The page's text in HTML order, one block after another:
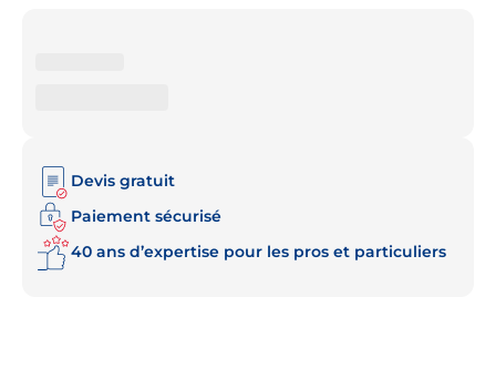
Devis gratuit
Paiement sécurisé
40 ans d’expertise pour les pros et particuliers